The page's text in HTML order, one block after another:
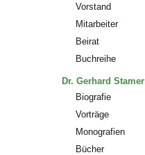
Vorstand
Mitarbeiter
Beirat
Buchreihe
Dr. Gerhard Stamer
Biografie
Vorträge
Monografien
Bücher